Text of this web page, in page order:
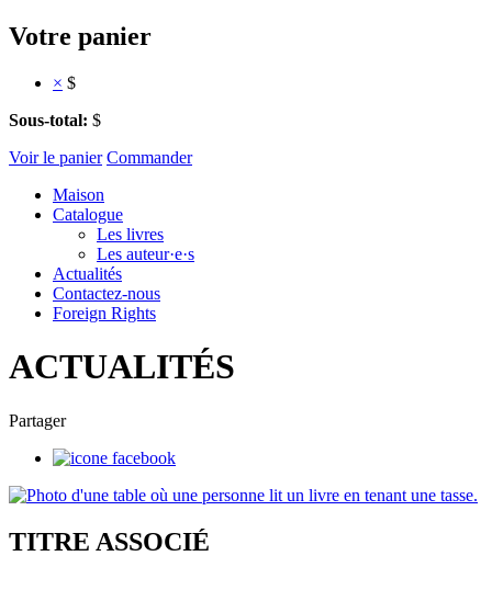
Votre panier
× $
Sous-total: $
Voir le panier Commander
Maison
Catalogue
Les livres
Les auteur·e·s
Actualités
Contactez-nous
Foreign Rights
ACTUALITÉS
Partager
TITRE ASSOCIÉ